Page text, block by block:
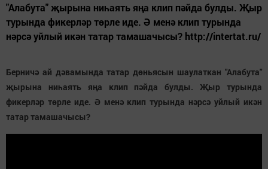
"Алабута" җырына ниһаять яңа клип пәйда булды. Җыр
турында фикерләр төрле иде. Ә менә клип турында
нәрсә уйлый икән татар тамашачысы? http://intertat.ru/
Берничә ай дәвамында татар дөньясын шаулаткан "Алабута"
җырына ниһаять яңа клип пәйда булды. Җыр турында
фикерләр төрле иде. Ә менә клип турында нәрсә уйлый икән
татар тамашачысы?